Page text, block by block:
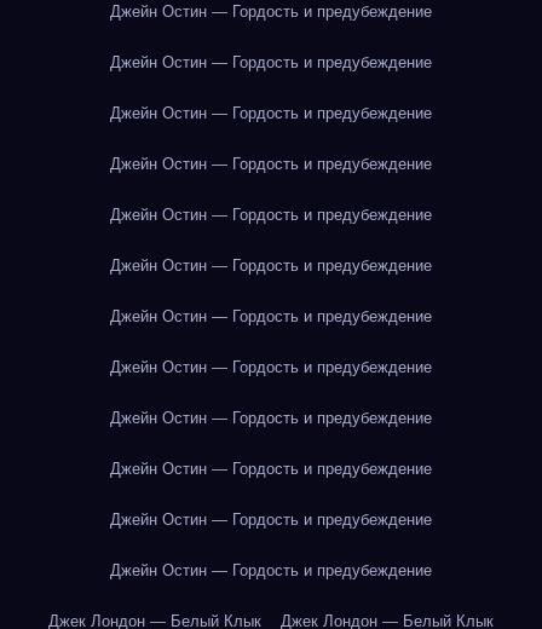
Джейн Остин — Гордость и предубеждение
Джейн Остин — Гордость и предубеждение
Джейн Остин — Гордость и предубеждение
Джейн Остин — Гордость и предубеждение
Джейн Остин — Гордость и предубеждение
Джейн Остин — Гордость и предубеждение
Джейн Остин — Гордость и предубеждение
Джейн Остин — Гордость и предубеждение
Джейн Остин — Гордость и предубеждение
Джейн Остин — Гордость и предубеждение
Джейн Остин — Гордость и предубеждение
Джейн Остин — Гордость и предубеждение
Джек Лондон — Белый Клык Джек Лондон — Белый Клык